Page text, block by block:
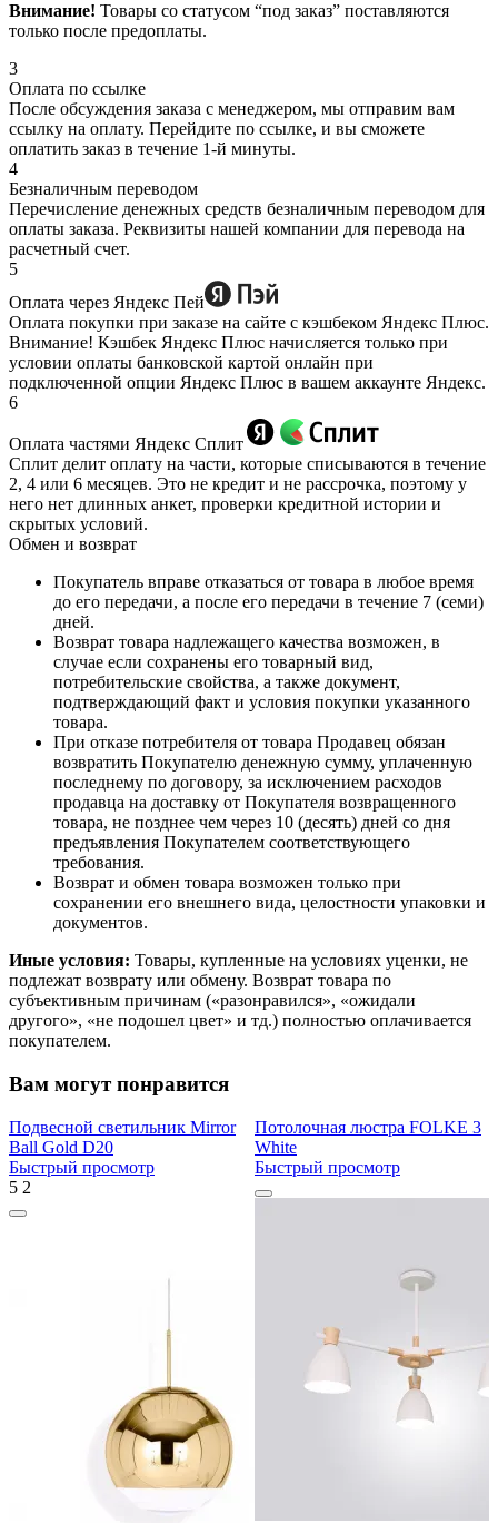
Внимание! Товары со статусом “под заказ” поставляются
только после предоплаты.
3
Оплата по ссылке
После обсуждения заказа с менеджером, мы отправим вам
ссылку на оплату. Перейдите по ссылке, и вы сможете
оплатить заказ в течение 1-й минуты.
4
Безналичным переводом
Перечисление денежных средств безналичным переводом для
оплаты заказа. Реквизиты нашей компании для перевода на
расчетный счет.
5
Оплата через Яндекс Пей
Оплата покупки при заказе на сайте с кэшбеком Яндекс Плюс.
Внимание! Кэшбек Яндекс Плюс начисляется только при
условии оплаты банковской картой онлайн при
подключенной опции Яндекс Плюс в вашем аккаунте Яндекс.
6
Оплата частями Яндекс Сплит
Сплит делит оплату на части, которые списываются в течение
2, 4 или 6 месяцев. Это не кредит и не рассрочка, поэтому у
него нет длинных анкет, проверки кредитной истории и
скрытых условий.
Обмен и возврат
Покупатель вправе отказаться от товара в любое время
до его передачи, а после его передачи в течение 7 (семи)
дней.
Возврат товара надлежащего качества возможен, в
случае если сохранены его товарный вид,
потребительские свойства, а также документ,
подтверждающий факт и условия покупки указанного
товара.
При отказе потребителя от товара Продавец обязан
возвратить Покупателю денежную сумму, уплаченную
последнему по договору, за исключением расходов
продавца на доставку от Покупателя возвращенного
товара, не позднее чем через 10 (десять) дней со дня
предъявления Покупателем соответствующего
требования.
Возврат и обмен товара возможен только при
сохранении его внешнего вида, целостности упаковки и
документов.
Иные условия: Товары, купленные на условиях уценки, не
подлежат возврату или обмену. Возврат товара по
субъективным причинам («разонравился», «ожидали
другого», «не подошел цвет» и тд.) полностью оплачивается
покупателем.
Вам могут понравится
Подвесной светильник Mirror
Ball Gold D20
Быстрый просмотр
5 2
Потолочная люстра FOLKE 3
White
Быстрый просмотр